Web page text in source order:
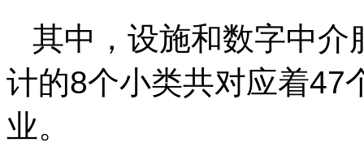
其中，设施和数字中介
计的8个小类共对应着47
业。